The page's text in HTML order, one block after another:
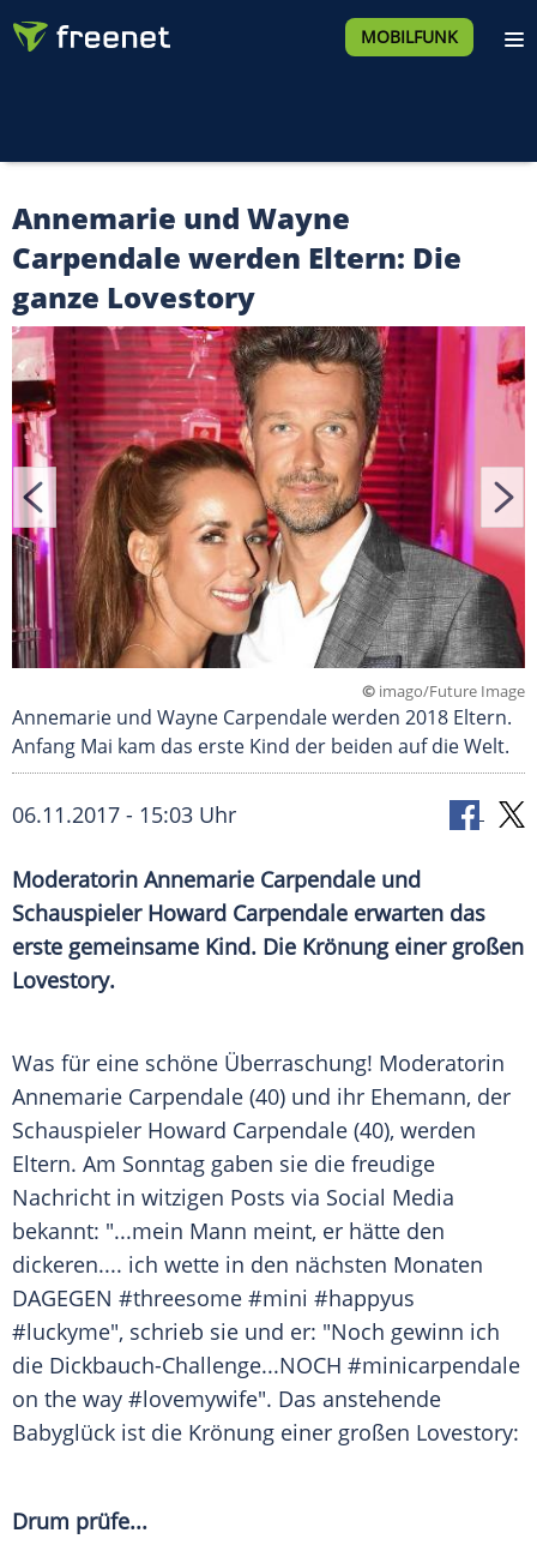
MOBILFUNK
Annemarie und Wayne
Carpendale werden Eltern: Die
ganze Lovestory
© imago/Future Image
Annemarie und Wayne Carpendale werden 2018 Eltern.
Anfang Mai kam das erste Kind der beiden auf die Welt.
06.11.2017 - 15:03 Uhr
Moderatorin Annemarie Carpendale und
Schauspieler Howard Carpendale erwarten das
erste gemeinsame Kind. Die Krönungeiner großen
Lovestory.
Was für eine schöne Überraschung! Moderatorin
Annemarie Carpendale (40) und ihr Ehemann, der
Schauspieler Howard Carpendale (40), werden
Eltern. Am Sonntag gaben sie die freudige
Nachricht in witzigen Posts via Social Media
bekannt: "...mein Mann meint, er hätte den
dickeren.... ich wette in den nächsten Monaten
DAGEGEN #threesome #mini #happyus
#luckyme", schrieb sie und er: "Noch gewinn ich
die Dickbauch-Challenge...NOCH #minicarpendale
on the way #lovemywife". Das anstehende
Babyglück ist die Krönung einer großen Lovestory:
Drum prüfe...